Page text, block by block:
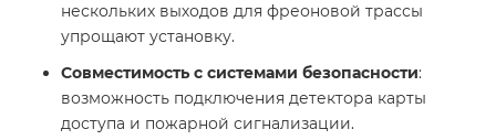
нескольких выходов для фреоновой трассы
упрощают установку.
Совместимость с системами безопасности:
возможность подключения детектора карты
доступа и пожарной сигнализации.